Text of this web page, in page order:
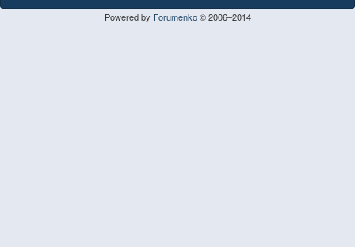
Powered by Forumenko© 2006–2014